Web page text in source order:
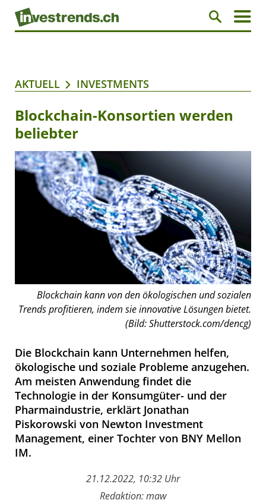
AKTUELL INVESTMENTS
Blockchain-Konsortien werden
beliebter
Blockchain kann von den ökologischen und sozialen
Trends profitieren, indem sie innovative Lösungen bietet.
(Bild: Shutterstock.com/dencg)
Die Blockchain kann Unternehmen helfen,
ökologische und soziale Probleme anzugehen.
Am meisten Anwendung findet die
Technologie in der Konsumgüter- und der
Pharmaindustrie, erklärt Jonathan
Piskorowski von Newton Investment
Management, einer Tochter von BNY Mellon
IM.
21.12.2022, 10:32 Uhr
Redaktion: maw